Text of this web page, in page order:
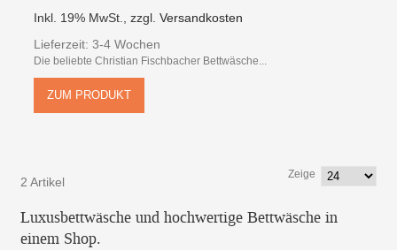
Inkl. 19% MwSt. ,zzgl.Versandkosten
Lieferzeit: 3-4 Wochen
Die beliebte Christian Fischbacher Bettwäsche...
ZUM PRODUKT
2 Artikel
Zeige
Luxusbettwäsche und hochwertige Bettwäsche in
einem Shop.